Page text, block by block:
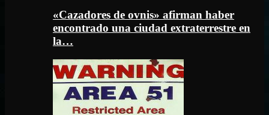
«Cazadores de ovnis» afirman haber
encontrado una ciudad extraterrestre en
la…